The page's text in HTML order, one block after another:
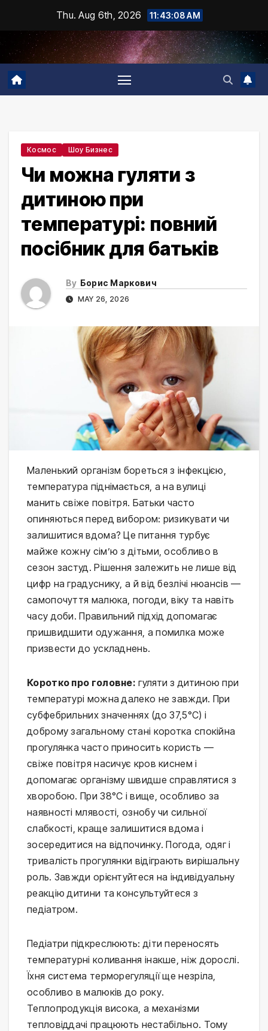
content
Thu. Aug 6th, 2026 11:43:10 AM
Космос Шоу Бизнес
Чи можна гуляти з
дитиною при
температурі: повний
посібник для батьків
By Борис Маркович
MAY 26, 2026
Маленький організм бореться з інфекцією,
температура піднімається, а на вулиці
манить свіже повітря. Батьки часто
опиняються перед вибором: ризикувати чи
залишитися вдома? Це питання турбує
майже кожну сім’ю з дітьми, особливо в
сезон застуд. Рішення залежить не лише від
цифр на градуснику, а й від безлічі нюансів —
самопочуття малюка, погоди, віку та навіть
часу доби. Правильний підхід допомагає
пришвидшити одужання, а помилка може
призвести до ускладнень.
Коротко про головне: гуляти з дитиною при
температурі можна далеко не завжди. При
субфебрильних значеннях (до 37,5°C) і
доброму загальному стані коротка спокійна
прогулянка часто приносить користь —
свіже повітря насичує кров киснем і
допомагає організму швидше справлятися з
хворобою. При 38°C і вище, особливо за
наявності млявості, ознобу чи сильної
слабкості, краще залишитися вдома і
зосередитися на відпочинку. Погода, одяг і
тривалість прогулянки відіграють вирішальну
роль. Завжди орієнтуйтеся на індивідуальну
реакцію дитини та консультуйтеся з
педіатром.
Педіатри підкреслюють: діти переносять
температурні коливання інакше, ніж дорослі.
Їхня система терморегуляції ще незріла,
особливо в малюків до року.
Теплопродукція висока, а механізми
тепловіддачі працюють нестабільно. Тому